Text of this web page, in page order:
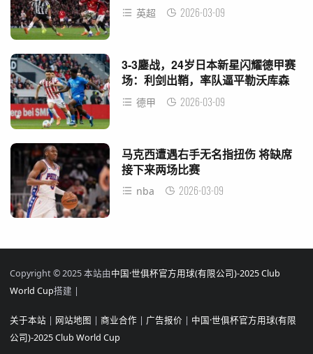
英超 2026-03-09
3-3鏖战，24岁日本新星闪耀德甲赛
场：利剑出鞘，率队逼平勒沃库森
德甲 2026-03-09
马克西遭遇右手无名指扭伤 将缺席
接下来两场比赛
nba 2026-03-09
Copyright © 2025 本站由中国·世俱杯官方用球(有限公司)-2025 Club
World Cup搭建 |
关于本站 | 网站地图 | 商业合作 | 广告报价 | 中国·世俱杯官方用球(有限
公司)-2025 Club World Cup